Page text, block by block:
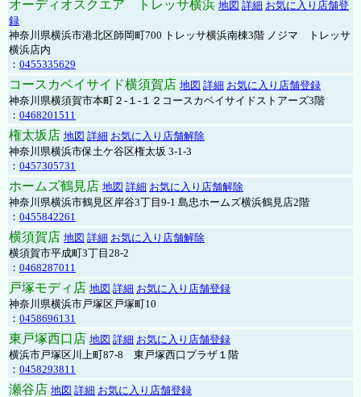
オーディオスクエア トレッサ横浜 地図 詳細 お気に入り店舗登
録
神奈川県横浜市港北区師岡町700 トレッサ横浜南棟3階 ノジマ トレッサ
横浜店内
： 0455335629
コースカベイサイド横須賀店 地図 詳細 お気に入り店舗登録
神奈川県横須賀市本町２-１-１２コースカベイサイドストアーズ3階
： 0468201511
権太坂店 地図 詳細 お気に入り店舗解除
神奈川県横浜市保土ケ谷区権太坂 3-1-3
： 0457305731
ホームズ鶴見店 地図 詳細 お気に入り店舗解除
神奈川県横浜市鶴見区岸谷3丁目9-1 島忠ホームズ横浜鶴見店2階
： 0455842261
横須賀店 地図 詳細 お気に入り店舗解除
横須賀市平成町3丁目28-2
： 0468287011
戸塚モディ店 地図 詳細 お気に入り店舗登録
神奈川県横浜市戸塚区戸塚町10
： 0458696131
東戸塚西口店 地図 詳細 お気に入り店舗登録
横浜市戸塚区川上町87-8 東戸塚西口プラザ１階
： 0458293811
瀬谷店 地図 詳細 お気に入り店舗登録